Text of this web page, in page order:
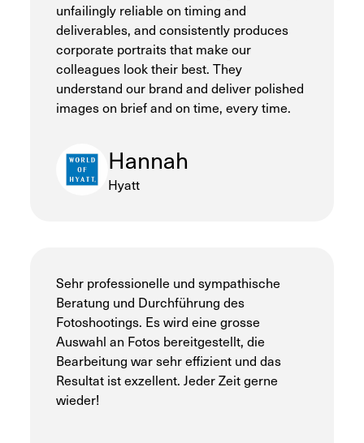
unfailingly reliable on timing and
deliverables, and consistently produces
corporate portraits that make our
colleagues look their best. They
understand our brand and deliver polished
images on brief and on time, every time.
Hannah
Hyatt
Sehr professionelle und sympathische
Beratung und Durchführung des
Fotoshootings. Es wird eine grosse
Auswahl an Fotos bereitgestellt, die
Bearbeitung war sehr effizient und das
Resultat ist exzellent. Jeder Zeit gerne
wieder!